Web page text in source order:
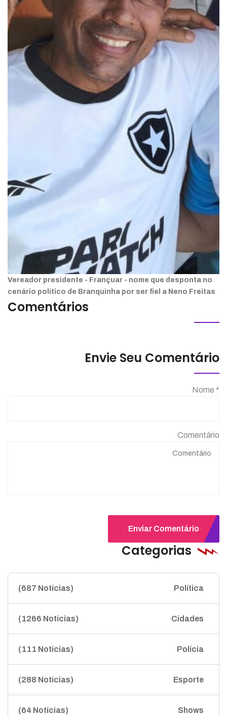
Vereador presidente - Françuar - nome que desponta no
cenário político de Branquinha por ser fiel a Neno Freitas
Comentários
Envie Seu Comentário
Nome *
Comentário
Enviar Comentário
Categorias
Política
(687 Notícias)
Cidades
(1266 Notícias)
Polícia
(111 Notícias)
Esporte
(288 Notícias)
Shows
(64 Notícias)